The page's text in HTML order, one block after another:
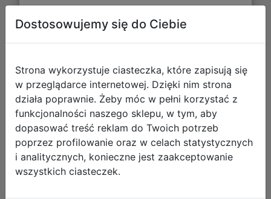
28,29 zł
Galeria zdjęć
Dostosowujemy się do Ciebie
Strona wykorzystuje ciasteczka, które zapisują się
w przeglądarce internetowej. Dzięki nim strona
działa poprawnie. Żeby móc w pełni korzystać z
funkcjonalności naszego sklepu, w tym, aby
dopasować treść reklam do Twoich potrzeb
poprzez profilowanie oraz w celach statystycznych
i analitycznych, konieczne jest zaakceptowanie
wszystkich ciasteczek.